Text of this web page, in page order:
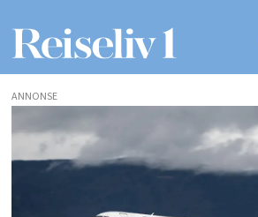
Tags:
finnair
ANNONSE